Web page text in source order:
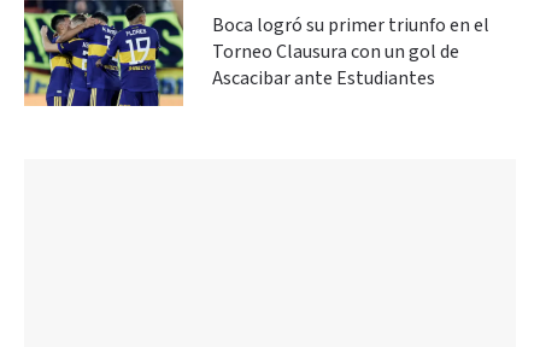
Boca logró su primer triunfo en el
Torneo Clausura con un gol de
Ascacibar ante Estudiantes